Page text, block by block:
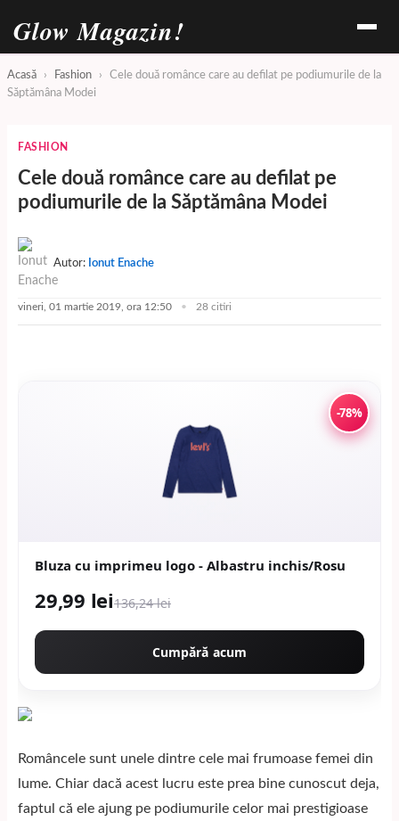
Glow Magazin!
Acasă › Fashion ›
Cele două românce care au defilat pe podiumurile de la
Săptămâna Modei
FASHION
Cele două românce care au defilat pe
podiumurile de la Săptămâna Modei
Autor: Ionut Enache
vineri, 01 martie 2019, ora 12:50 28 citiri
-78%
Bluza cu imprimeu logo - Albastru inchis/Rosu
29,99 lei136,24 lei
Cumpără acum
Româncele sunt unele dintre cele mai frumoase femei din
lume. Chiar dacă acest lucru este prea bine cunoscut deja,
faptul că ele ajung pe podiumurile celor mai prestigioase